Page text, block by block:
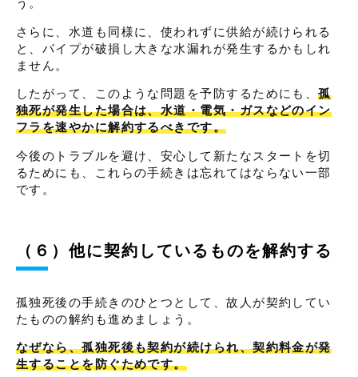
う。
さらに、水道も同様に、使われずに供給が続けられる
と、パイプが破損し大きな水漏れが発生するかもしれ
ません。
したがって、このような問題を予防するためにも、孤
独死が発生した場合は、水道・電気・ガスなどのイン
フラを速やかに解約するべきです。
今後のトラブルを避け、安心して新たなスタートを切
るためにも、これらの手続きは忘れてはならない一部
です。
（６）他に契約しているものを解約する
孤独死後の手続きのひとつとして、故人が契約してい
たものの解約も進めましょう。
なぜなら、孤独死後も契約が続けられ、契約料金が発
生することを防ぐためです。